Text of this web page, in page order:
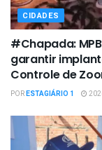
CIDADES
#Chapada:
garantir
Controle de
PORESTAGIÁRIO 1